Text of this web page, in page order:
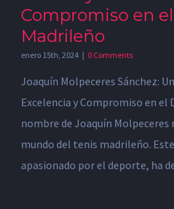
Compromiso en
Madrileño
enero 15th, 2024 | 0 Comments
Joaquín Molpeceres Sánchez:
Excelencia y Compromiso en el
nombre de Joaquín Molpeceres
mundo del tenis madrileño.
apasionado por el deporte, ha